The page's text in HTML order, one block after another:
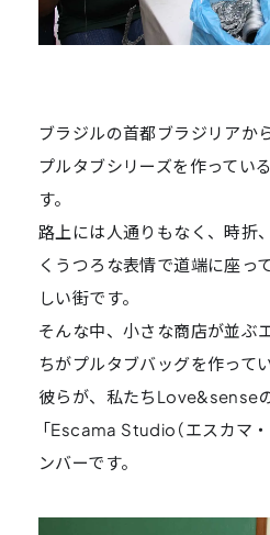
ブラジルの首都ブラジリアか
プルタブシリーズを作ってい
す。
路上には人通りもなく、時折
くうつろな表情で道端に座っ
しい街です。
そんな中、小さな商店が並ぶ
ちがプルタブバッグを作ってい
彼らが、私たちLove&sense
「Escama Studio（エスカマ
ンバーです。